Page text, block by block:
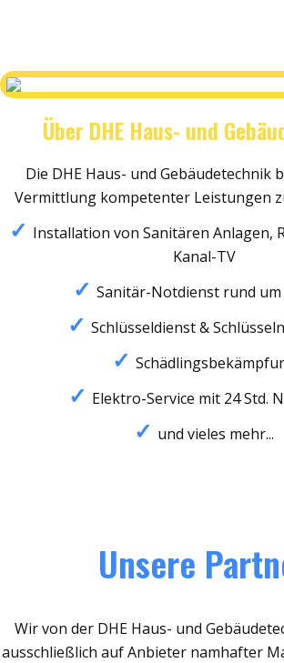
Über DHE Haus- und
Die DHE Haus- und Gebäudetechnik
Vermittlung kompetenter Leistungen
Installation von Sanitären Anlagen,
Kanal-TV
Sanitär-Notdienst rund
Schlüsseldienst &
Elektro-Service mit 24 Std.
und vieles mehr...
Unsere
Wir von der DHE Haus- und
ausschließlich auf Anbieter namhafter